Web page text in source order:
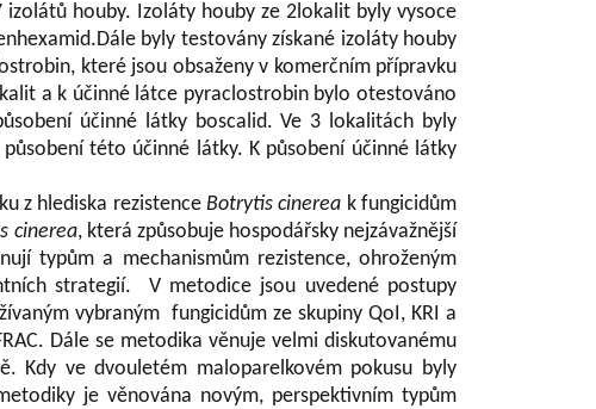
houby. Izoláty houby ze 2lokalit byly vysoce
byly testovány získané izoláty houby
které jsou obsaženy v komerčním přípravku
a k účinné látce pyraclostrobin bylo otestováno
účinné látky boscalid. Ve 3 lokalitách byly
této účinné látky. K působení účinné látky
z hlediska rezistence Botrytis cinerea k fungicidům
cinerea, která způsobuje hospodářsky nejzávažnější
typům a mechanismům rezistence, ohroženým
strategií. V metodice jsou uvedené postupy
vybraným fungicidům ze skupiny QoI, KRI a
Dále se metodika věnuje velmi diskutovanému
Kdy ve dvouletém maloparelkovém pokusu byly
je věnována novým, perspektivním typům